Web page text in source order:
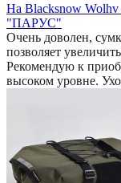
На Blacksnow Wolhv
"ПАРУС"
Очень доволен,
позволяет
Рекомендую к
высоком уровне.